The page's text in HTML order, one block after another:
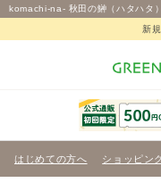
komachi-na- 秋田の鰰（ハタハタ
新
はじめての方へ ショッピン